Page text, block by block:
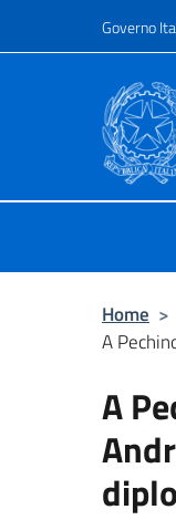
Governo
Home >
A
A